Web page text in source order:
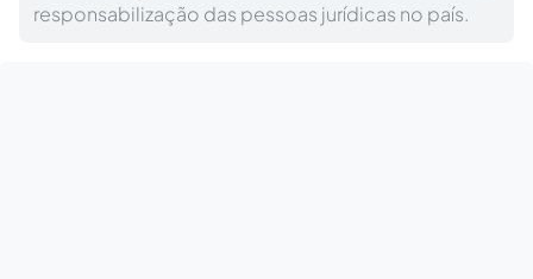
responsabilização das pessoas jurídicas no país.